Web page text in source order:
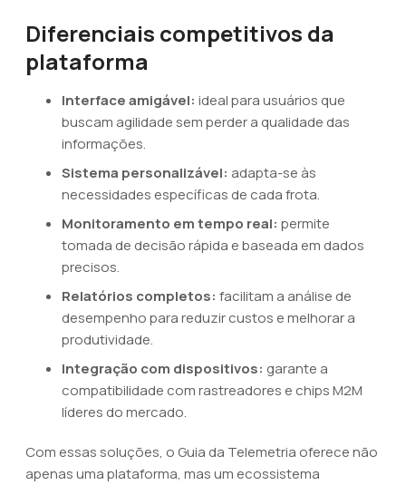
Diferenciais competitivos da
plataforma
Interface amigável: ideal para usuários que
buscam agilidade sem perder a qualidade das
informações.
Sistema personalizável: adapta-se às
necessidades específicas de cada frota.
Monitoramento em tempo real: permite
tomada de decisão rápida e baseada em dados
precisos.
Relatórios completos: facilitam a análise de
desempenho para reduzir custos e melhorar a
produtividade.
Integração com dispositivos: garante a
compatibilidade com rastreadores e chips M2M
líderes do mercado.
Com essas soluções, o Guia da Telemetria oferece não
apenas uma plataforma, mas um ecossistema